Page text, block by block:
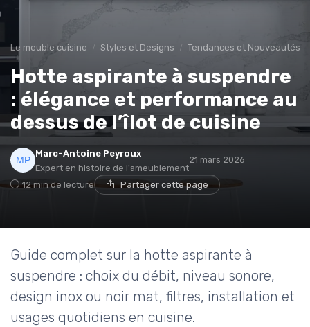
Le meuble cuisine Styles et Designs Tendances et Nouveautés
Hotte aspirante à suspendre
: élégance et performance au
dessus de l’îlot de cuisine
Marc-Antoine Peyroux
Expert en histoire de l'ameublement
21 mars 2026
12 min de lecture Partager cette page
Guide complet sur la hotte aspirante à
suspendre : choix du débit, niveau sonore,
design inox ou noir mat, filtres, installation et
usages quotidiens en cuisine.